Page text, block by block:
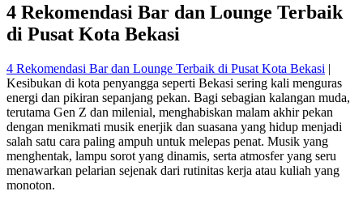
4 Rekomendasi Bar dan Lounge Terbaik
di Pusat Kota Bekasi
4 Rekomendasi Bar dan Lounge Terbaik di Pusat Kota Bekasi |
Kesibukan di kota penyangga seperti Bekasi sering kali menguras
energi dan pikiran sepanjang pekan. Bagi sebagian kalangan muda,
terutama Gen Z dan milenial, menghabiskan malam akhir pekan
dengan menikmati musik enerjik dan suasana yang hidup menjadi
salah satu cara paling ampuh untuk melepas penat. Musik yang
menghentak, lampu sorot yang dinamis, serta atmosfer yang seru
menawarkan pelarian sejenak dari rutinitas kerja atau kuliah yang
monoton.